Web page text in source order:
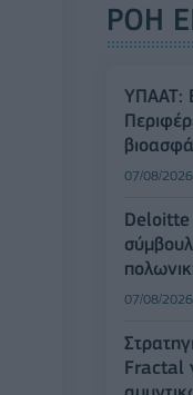
ΡΟΗ
ΥΠΑΑΤ:
07/08/
Deloitte
07/08/
Fractal